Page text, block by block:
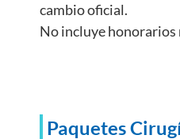
cambio oficial.
No incluye honorarios
Paquetes